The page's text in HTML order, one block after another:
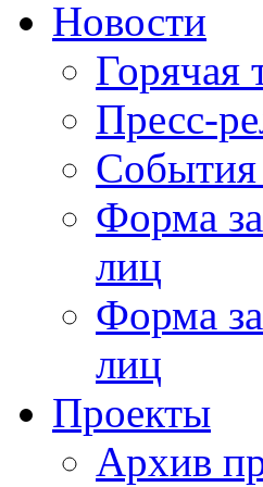
Новости
Горячая
Пресс-
Форма
лиц
Форма
лиц
Проекты
Архив